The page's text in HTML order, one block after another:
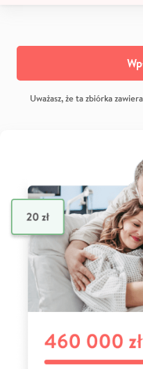
Uważasz, że ta zbiórka zawiera